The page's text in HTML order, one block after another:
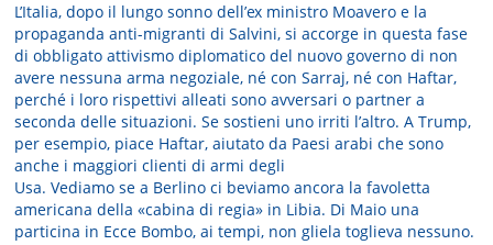
L’Italia, dopo il lungo sonno dell’ex ministro Moavero e la
propaganda anti-migranti di Salvini, si accorge in questa fase
di obbligato attivismo diplomatico del nuovo governo di non
avere nessuna arma negoziale, né con Sarraj, né con Haftar,
perché i loro rispettivi alleati sono avversari o partner a
seconda delle situazioni. Se sostieni uno irriti l’altro. A Trump,
per esempio, piace Haftar, aiutato da Paesi arabi che sono
anche i maggiori clienti di armi degli
Usa. Vediamo se a Berlino ci beviamo ancora la favoletta
americana della «cabina di regia» in Libia. Di Maio una
particina in Ecce Bombo, ai tempi, non gliela toglieva nessuno.